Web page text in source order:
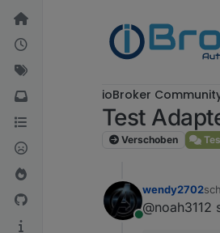
Weiter zum Inhalt
ioBroker
Test
Verschoben
Online
wendy2702
@noah3112